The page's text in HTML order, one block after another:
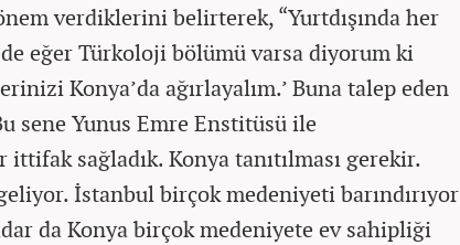
verdiklerini belirterek, “Yurtdışında her
eğer Türkoloji bölümü varsa diyorum ki
Konya’da ağırlayalım.’ Buna talep eden
sene Yunus Emre Enstitüsü ile
sağladık. Konya tanıtılması gerekir.
İstanbul birçok medeniyeti barındırıyor
da Konya birçok medeniyete ev sahipliği